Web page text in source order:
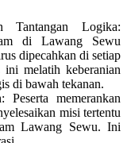
Tantangan Logika:
di Lawang Sewu
dipecahkan di setiap
melatih keberanian
di bawah tekanan.
Peserta memerankan
misi tertentu
Lawang Sewu. Ini